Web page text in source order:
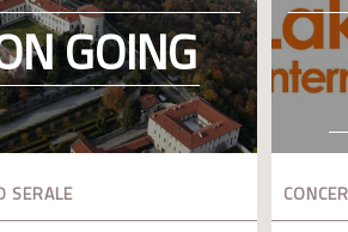
GOING
SERALE